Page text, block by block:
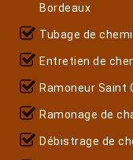
Bordeaux
Tubage de
Entretien de
Ramoneur Saint
Ramonage de
Débistrage de